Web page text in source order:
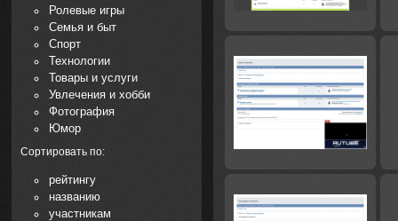
Ролевые игры
Семья и быт
Спорт
Технологии
Товары и услуги
Увлечения и хобби
Фотография
Юмор
Сортировать по:
рейтингу
названию
участникам